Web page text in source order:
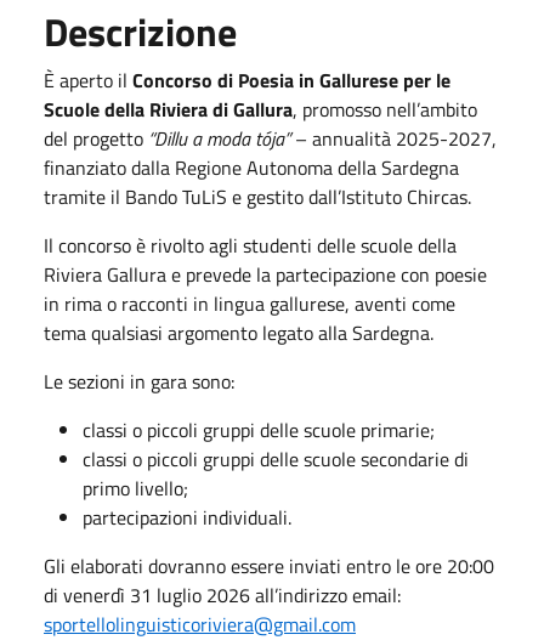
Descrizione
È aperto il Concorso di Poesia in Gallurese per le
Scuole della Riviera di Gallura, promosso nell’ambito
del progetto “Dillu a moda tója”– annualità 2025-2027,
finanziato dalla Regione Autonoma della Sardegna
tramite il Bando TuLiS e gestito dall’Istituto Chircas.
Il concorso è rivolto agli studenti delle scuole della
Riviera Gallura e prevede la partecipazione con poesie
in rima o racconti in lingua gallurese, aventi come
tema qualsiasi argomento legato alla Sardegna.
Le sezioni in gara sono:
classi o piccoli gruppi delle scuole primarie;
classi o piccoli gruppi delle scuole secondarie di
primo livello;
partecipazioni individuali.
Gli elaborati dovranno essere inviati entro le ore 20:00
di venerdì 31 luglio 2026 all’indirizzo email:
sportellolinguisticoriviera@gmail.com